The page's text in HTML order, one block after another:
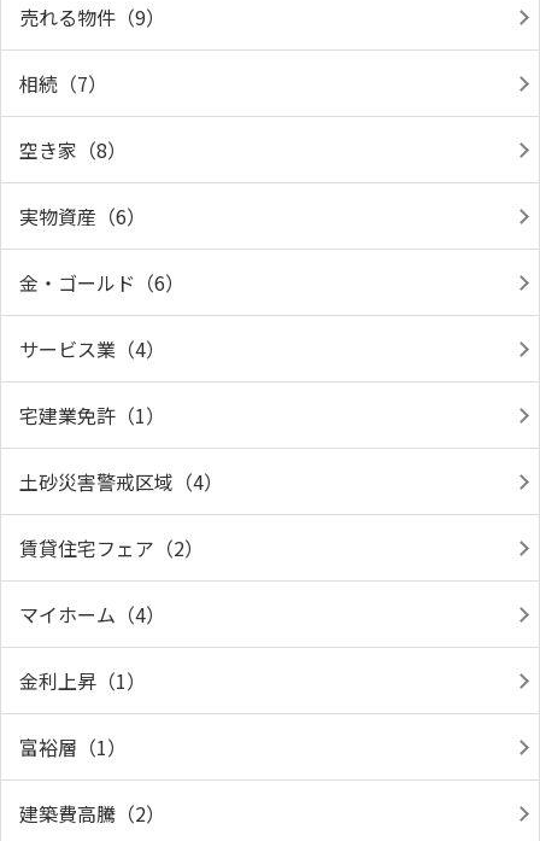
売れる物件（9）
相続（7）
空き家（8）
実物資産（6）
金・ゴールド（6）
サービス業（4）
宅建業免許（1）
土砂災害警戒区域（4）
賃貸住宅フェア（2）
マイホーム（4）
金利上昇（1）
富裕層（1）
建築費高騰（2）